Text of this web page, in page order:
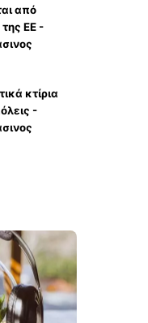
από
ΕΕ -
κτίρια
-